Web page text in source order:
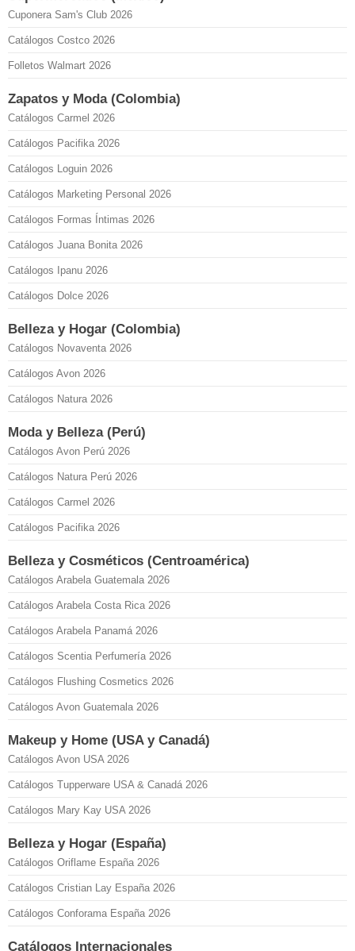
Cuponera Sam's Club 2026
Catálogos Costco 2026
Folletos Walmart 2026
Zapatos y Moda (Colombia)
Catálogos Carmel 2026
Catálogos Pacifika 2026
Catálogos Loguin 2026
Catálogos Marketing Personal 2026
Catálogos Formas Íntimas 2026
Catálogos Juana Bonita 2026
Catálogos Ipanu 2026
Catálogos Dolce 2026
Belleza y Hogar (Colombia)
Catálogos Novaventa 2026
Catálogos Avon 2026
Catálogos Natura 2026
Moda y Belleza (Perú)
Catálogos Avon Perú 2026
Catálogos Natura Perú 2026
Catálogos Carmel 2026
Catálogos Pacifika 2026
Belleza y Cosméticos (Centroamérica)
Catálogos Arabela Guatemala 2026
Catálogos Arabela Costa Rica 2026
Catálogos Arabela Panamá 2026
Catálogos Scentia Perfumería 2026
Catálogos Flushing Cosmetics 2026
Catálogos Avon Guatemala 2026
Makeup y Home (USA y Canadá)
Catálogos Avon USA 2026
Catálogos Tupperware USA & Canadá 2026
Catálogos Mary Kay USA 2026
Belleza y Hogar (España)
Catálogos Oriflame España 2026
Catálogos Cristian Lay España 2026
Catálogos Conforama España 2026
Catálogos Internacionales